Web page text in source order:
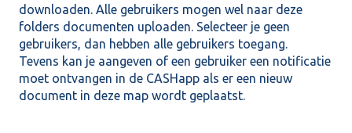
downloaden. Alle gebruikers mogen wel naar deze
folders documenten uploaden. Selecteer je geen
gebruikers, dan hebben alle gebruikers toegang.
Tevens kan je aangeven of een gebruiker een notificatie
moet ontvangen in de CASHapp als er een nieuw
document in deze map wordt geplaatst.